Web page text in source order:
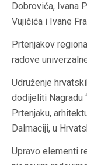
Dobrovića, Ivana
Vujičića i Ivane
Prtenjakov
radove
Udruženje
dodijeliti Nagradu
Prtenjaku,
Dalmaciji, u
Upravo elementi